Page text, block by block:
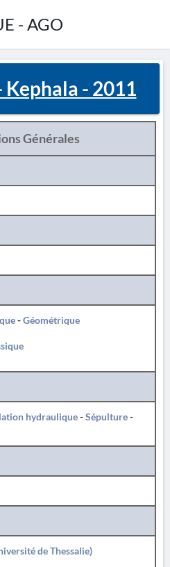
- AGO
Kephala - 2011
Générales
-Géométrique
hydraulique-Sépulture-
de Thessalie)